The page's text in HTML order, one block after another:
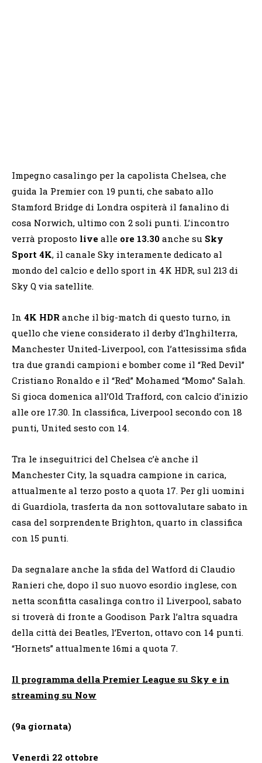
Impegno casalingo per la capolista Chelsea, che
guida la Premier con 19 punti, che sabato allo
Stamford Bridge di Londra ospiterà il fanalino di
cosa Norwich, ultimo con 2 soli punti. L’incontro
verrà proposto live alle ore 13.30 anche su Sky
Sport 4K, il canale Sky interamente dedicato al
mondo del calcio e dello sport in 4K HDR, sul 213 di
Sky Q via satellite.
In 4K HDR anche il big-match di questo turno, in
quello che viene considerato il derby d’Inghilterra,
Manchester United-Liverpool, con l’attesissima sfida
tra due grandi campioni e bomber come il “Red Devil”
Cristiano Ronaldo e il “Red” Mohamed “Momo” Salah.
Si gioca domenica all’Old Trafford, con calcio d’inizio
alle ore 17.30. In classifica, Liverpool secondo con 18
punti, United sesto con 14.
Tra le inseguitrici del Chelsea c’è anche il
Manchester City, la squadra campione in carica,
attualmente al terzo posto a quota 17. Per gli uomini
di Guardiola, trasferta da non sottovalutare sabato in
casa del sorprendente Brighton, quarto in classifica
con 15 punti.
Da segnalare anche la sfida del Watford di Claudio
Ranieri che, dopo il suo nuovo esordio inglese, con
netta sconfitta casalinga contro il Liverpool, sabato
si troverà di fronte a Goodison Park l’altra squadra
della città dei Beatles, l’Everton, ottavo con 14 punti.
“Hornets” attualmente 16mi a quota 7.
Il programma della Premier League su Sky e in
streaming su Now
(9a giornata)
Venerdì 22 ottobre